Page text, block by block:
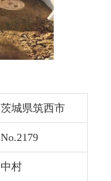
茨城県筑西市
No.2179
中村